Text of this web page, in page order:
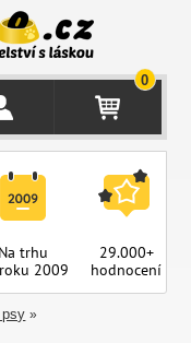
0
Na trhu
2009
29.000+
hodnocení
psy »